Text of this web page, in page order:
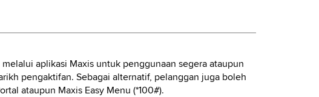
aplikasi Maxis untuk penggunaan segera ataupun
pengaktifan. Sebagai alternatif, pelanggan juga boleh
ataupun Maxis Easy Menu (*100#).